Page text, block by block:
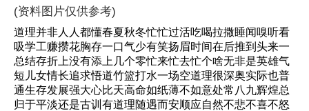
(资料图片仅供参考)
道理并非人人都懂春夏秋冬忙忙过活吃喝拉撒睡闻嗅听看
吸学工赚攒花胸存一口气少有笑扬眉时间在后推到头来一
总结存折上没有添上几个零忙来忙去忙个啥无非是英雄气
短儿女情长追求悟道竹篮打水一场空道理很深奥实际也普
通生存发展强大心比天高命如纸薄不如意处常八九辉煌总
归于平淡还是古训有道理随遇而安顺应自然不悲不喜不怒